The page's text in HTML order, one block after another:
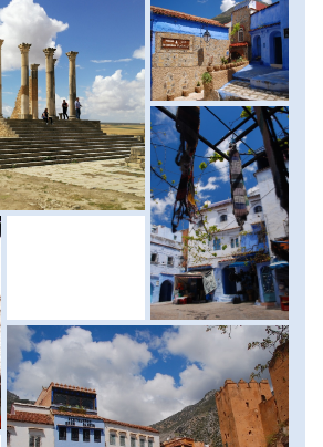
után újra buszra szállunk és
ahol két éjszakát töltünk. Szállás: